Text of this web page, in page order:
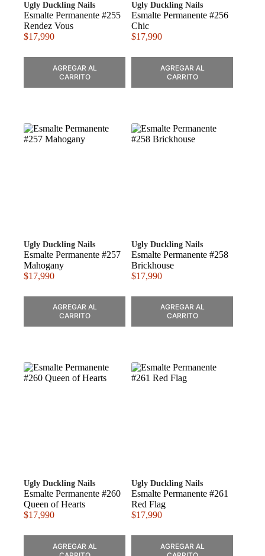
Ugly Duckling Nails
Esmalte Permanente #255
Rendez Vous
$17,990
AGREGAR AL
CARRITO
Ugly Duckling Nails
Esmalte Permanente #256
Chic
$17,990
AGREGAR AL
CARRITO
Ugly Duckling Nails
Esmalte Permanente #257
Mahogany
$17,990
AGREGAR AL
CARRITO
Ugly Duckling Nails
Esmalte Permanente #258
Brickhouse
$17,990
AGREGAR AL
CARRITO
Ugly Duckling Nails
Esmalte Permanente #260
Queen of Hearts
$17,990
AGREGAR AL
Ugly Duckling Nails
Esmalte Permanente #261
Red Flag
$17,990
AGREGAR AL